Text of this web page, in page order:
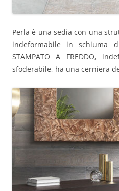
Perla è una sedia con una
indeformabile in schiuma di
STAMPATO A FREDDO,
sfoderabile, ha una cerniera